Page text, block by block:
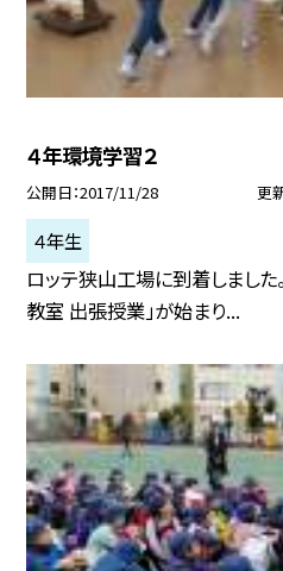
４年環境学習２
公開日 2017/11/28 更
４年生
ロッテ狭山工場に到着しました
教室 出張授業」が始まり...